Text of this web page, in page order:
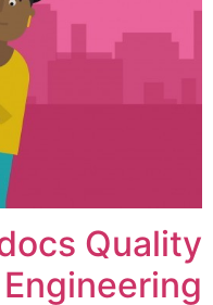
Quality
Engineering | סרטון מוצר